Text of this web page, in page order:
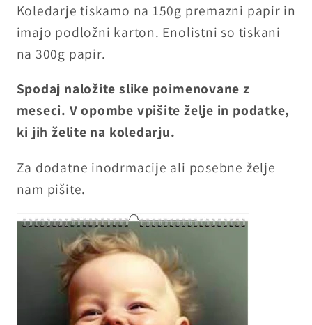
Koledarje tiskamo na 150g premazni papir in
imajo podložni karton. Enolistni so tiskani
na 300g papir.
Spodaj naložite slike poimenovane z
meseci. V opombe vpišite želje in podatke,
ki jih želite na koledarju.
Za dodatne inodrmacije ali posebne želje
nam pišite.